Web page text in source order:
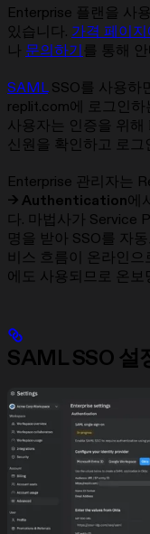
Enterprise 플랜을 사
있습니다. 가격 페이
나 문의하기 를 통해
SAMLSSO를 사용하
replit.com에 로그인하
사용자는 인증을 위해
신원을 확인하고 로
Enterprise 관리자는
→ Authentication에
다. 마법사가 Service
명을 받아 SSO를 자
비스 흐름이 온라인으
에도 사용되므로 온보
SAML SSO 설